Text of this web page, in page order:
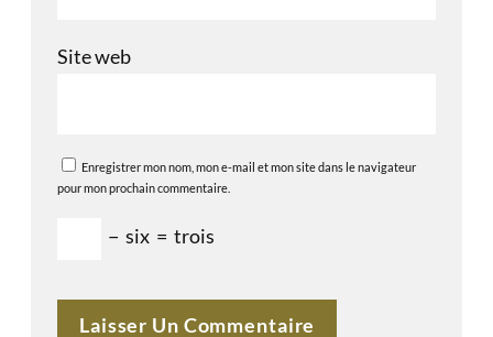
Site web
Enregistrer mon nom, mon e-mail et mon site dans le navigateur
pour mon prochain commentaire.
− six = trois